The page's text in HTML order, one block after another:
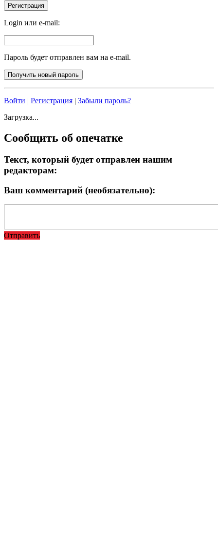
Login или e-mail:
Пароль будет отправлен вам на e-mail.
Войти | Регистрация | Забыли пароль?
Загрузка...
Сообщить об опечатке
Текст, который будет отправлен нашим
редакторам:
Ваш комментарий (необязательно):
Отправить